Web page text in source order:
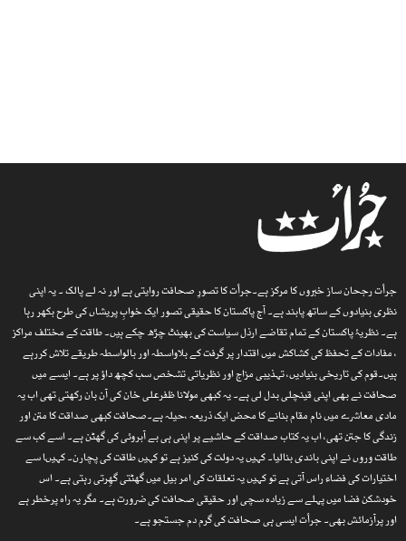
جرأت رجحان ساز خبروں کا مرکز ہے۔جرأت کا تصورِ صحافت روایتی ہے اور نہ لے پالک ۔ یہ اپنی
نظری بنیادوں کے ساتھ پابند ہے۔ آج پاکستان کا حقیقی تصور ایک خوابِ پریشاں کی طرح بکھر رہا
ہے۔ نظریۂ پاکستان کے تمام تقاضے ارذل سیاست کی بھینٹ چڑھ چکے ہیں۔ طاقت کے مختلف مراکز
، مفادات کے تحفظ کی کشاکش میں اقتدار پر گرفت کے بلاواسطہ اور بالواسطہ طریقے تلاش کررہے
ہیں۔قوم کی تاریخی بنیادیں، تہذیبی مزاج اور نظریاتی تشخص سب کچھ داؤ پر ہے۔ ایسے میں
صحافت نے بھی اپنی قینچلی بدل لی ہے۔ یہ کبھی مولانا ظفرعلی خان کی آن بان رکھتی تھی اب یہ
مادی معاشرے میں نام مقام بنانے کا محض ایک ذریعہ ،حیلہ ہے۔صحافت کبھی صداقت کا متن اور
زندگی کا جتن تھی، اب یہ کتاب صداقت کے حاشیے پر اپنی ہی بے آبروئی کی گھٹن ہے۔ اسے کب سے
طاقت وروں نے اپنی باندی بنالیا۔ کہیں یہ دولت کی کنیز ہے تو کہیں طاقت کی پچارن۔ کہیںا سے
اختیارات کی فضاء راس آتی ہے تو کہیں یہ تعلقات کی امر بیل میں گھٹتی گھِرتی رہتی ہے۔ اس
خودشکن فضا میں پہلے سے زیادہ سچی اور حقیقی صحافت کی ضرورت ہے۔ مگر یہ راہ پرخطر ہے
اور پرآزمائش بھی۔ جرأت ایسی ہی صحافت کی گرم دم جستجو ہے۔